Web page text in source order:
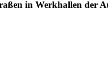
in Werkhallen der